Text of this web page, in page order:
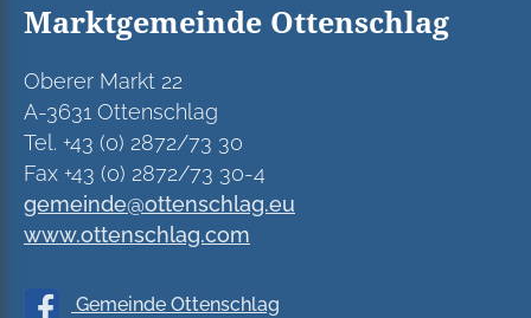
Marktgemeinde Ottenschlag
Oberer Markt 22
A-3631 Ottenschlag
Tel. +43 (0) 2872/73 30
Fax +43 (0) 2872/73 30-4
gemeinde@ottenschlag.eu
www.ottenschlag.com
Gemeinde Ottenschlag